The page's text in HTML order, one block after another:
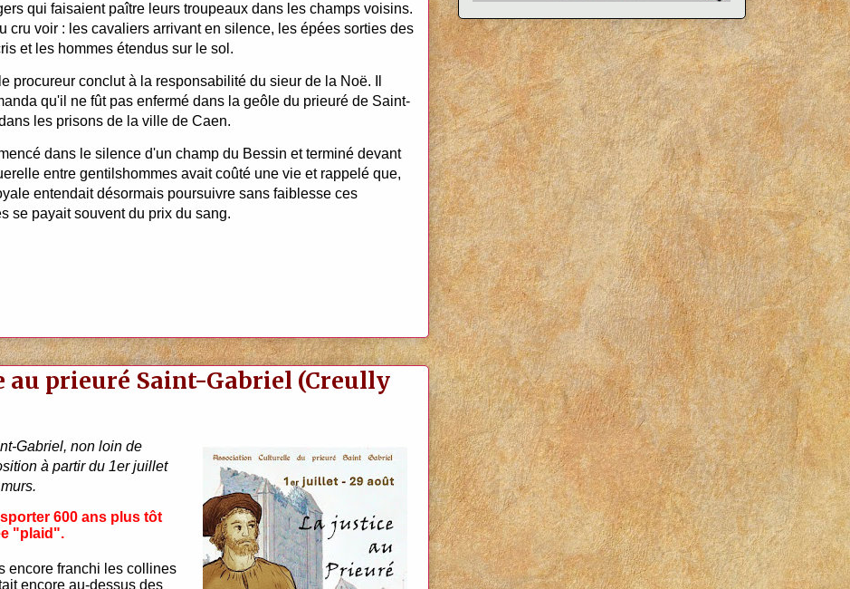
qui faisaient paître leurs troupeaux dans les champs voisins.
cru voir : les cavaliers arrivant en silence, les épées sorties des
et les hommes étendus sur le sol.
procureur conclut à la responsabilité du sieur de la Noë. Il
qu'il ne fût pas enfermé dans la geôle du prieuré de Saint-
les prisons de la ville de Caen.
dans le silence d'un champ du Bessin et terminé devant
entre gentilshommes avait coûté une vie et rappelé que,
entendait désormais poursuivre sans faiblesse ces
se payait souvent du prix du sang.
au prieuré Saint-Gabriel (Creully
Gabriel, non loin de
à partir du 1er juillet
600 ans plus tôt
"plaid".
encore franchi les collines
encore au-dessus des